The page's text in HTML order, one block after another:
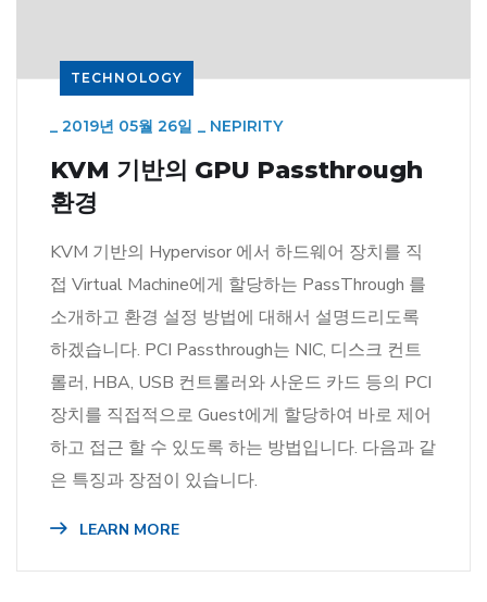
TECHNOLOGY
_ 2019년 05월 26일 _ NEPIRITY
KVM 기반의 GPU Passthrough
환경
KVM 기반의 Hypervisor 에서 하드웨어 장치를 직
접 Virtual Machine에게 할당하는 PassThrough 를
소개하고 환경 설정 방법에 대해서 설명드리도록
하겠습니다. PCI Passthrough는 NIC, 디스크 컨트
롤러, HBA, USB 컨트롤러와 사운드 카드 등의 PCI
장치를 직접적으로 Guest에게 할당하여 바로 제어
하고 접근 할 수 있도록 하는 방법입니다. 다음과 같
은 특징과 장점이 있습니다.
LEARN MORE